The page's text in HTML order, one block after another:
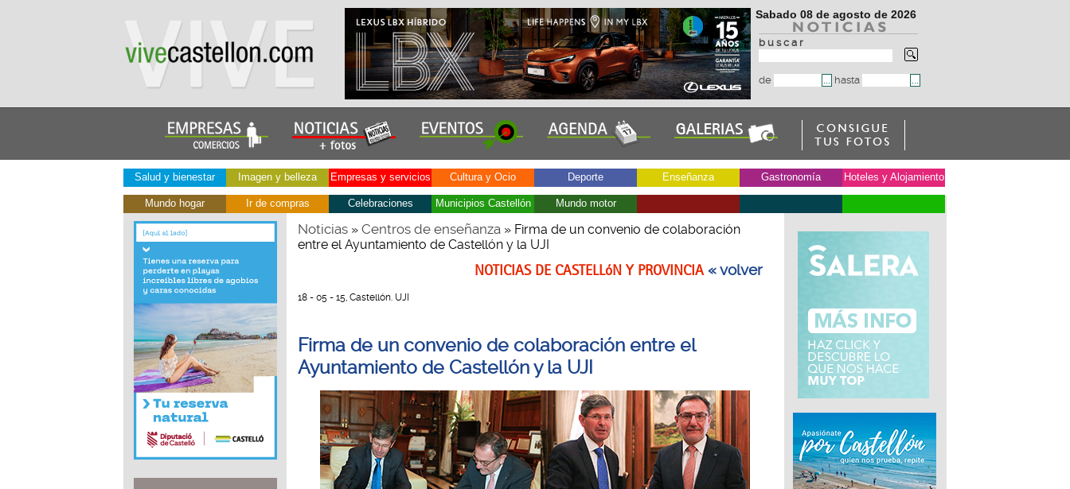
Sabado 08 de agosto de 2026
b u s c a r
de hasta
Salud y bienestar Imagen y belleza Empresas y servicios Cultura y Ocio Deporte Enseñanza Gastronomía Hoteles y Alojamiento
Mundo hogar Ir de compras Celebraciones Municipios Castellón Mundo motor
Noticias» Centros de enseñanza» Firma de un convenio de colaboración
entre el Ayuntamiento de Castellón y la UJI
NOTICIAS DE CASTELLóN Y PROVINCIA« volver
18 - 05 - 15, Castellón. UJI
Firma de un convenio de colaboración entre el
Ayuntamiento de Castellón y la UJI